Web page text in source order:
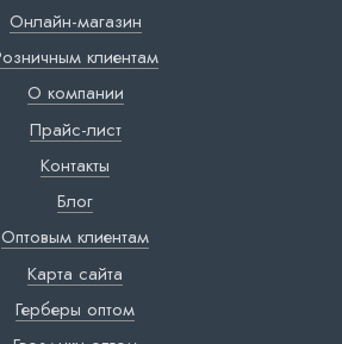
Онлайн-магазин
клиентам
О компании
Прайс-лист
Контакты
Блог
Оптовым клиентам
Карта сайта
Герберы оптом